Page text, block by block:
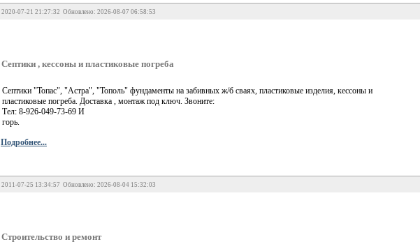
2020-07-21 21:27:32 Обновлено: 2026-08-07 06:58:53
Септики , кессоны и пластиковые погреба
Септики "Топас", "Астра", "Тополь" фундаменты на забивных ж/б сваях, пластиковые изделия, кессоны и
пластиковые погреба. Доставка , монтаж под ключ. Звоните:
Тел: 8-926-049-73-69 И
горь.
Подробнее...
2011-07-25 13:34:57 Обновлено: 2026-08-04 15:32:03
Строительство и ремонт